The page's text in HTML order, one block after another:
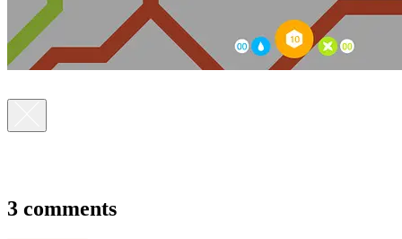
3 comments